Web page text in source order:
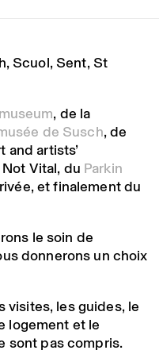
Scuol, Sent, St
, de la
de Susch, de
and artists’
Vital, du Parkin
et finalement du
le soin de
donnerons un choix
visites, les guides, le
logement et le
sont pas compris.